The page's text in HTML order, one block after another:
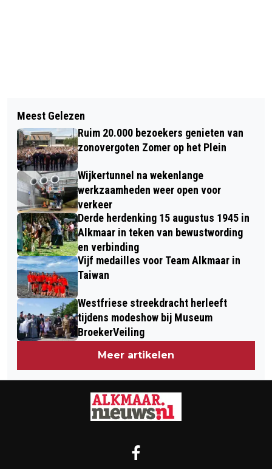
KINDEREN AL VANAF DE
KERSTVAKANTIE GRATIS MET DE BUS
PERRY SPORT, AKTIESPORT EN
SPRINTER FAILLIET
Meest Gelezen
Ruim 20.000 bezoekers genieten van
zonovergoten Zomer op het Plein
Wijkertunnel na wekenlange
werkzaamheden weer open voor
verkeer
Derde herdenking 15 augustus 1945 in
Alkmaar in teken van bewustwording
en verbinding
Vijf medailles voor Team Alkmaar in
Taiwan
Westfriese streekdracht herleeft
tijdens modeshow bij Museum
BroekerVeiling
Meer artikelen